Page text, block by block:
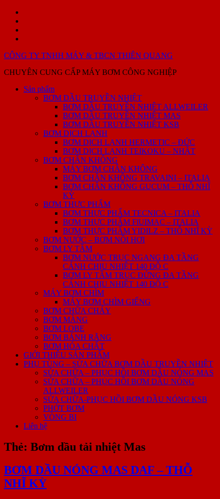
Skip
content
SỬA
BƠM
TRUYỀN
NHIỆT
CÔNG TY TNHH MÁY & TBCN THIÊN QUANG
CHUYÊN CUNG CẤP MÁY BƠM CÔNG NGHIỆP
Sản phẩm
BƠM DẦU TRUYỀN NHIỆT
BƠM DẦU TRUYỀN NHIỆT ALLWEILER
BƠM DẦU TRUYỀN NHIỆT MAS
BƠM DẦU TRUYỀN NHIỆT KSB
BƠM DỊCH LẠNH
BƠM DỊCH LẠNH HERMETIC – ĐỨC
BƠM DỊCH LẠNH TEIKOKU – NHẬT
BƠM CHÂN KHÔNG
MÁY BƠM CHÂN KHÔNG
BƠM CHÂN KHÔNG TRAVAINI – ITALIA
BƠM CHÂN KHÔNG GUCUM – THỖ NHĨ
KỲ
BƠM THỰC PHẨM
BƠM THỰC PHẨM TECNICA – ITALIA
BƠM THỰC PHẨM FlUIMAC – ITALIA
BƠM THỰC PHẨM YIDILZ – THỖ NHĨ KỲ
BƠM NƯỚC – BƠM NỒI HƠI
BƠM LY TÂM
BƠM NƯỚC TRỤC NGANG ĐA TẦNG
CÁNH CHỊU NHIỆT 140 ĐỘ C
BƠM LY TÂM TRỤC ĐỨNG ĐA TẦNG
CÁNH CHỊU NHIỆT 140 ĐỘ C
MÁY BƠM CHÌM
MÁY BƠM CHÌM GIẾNG
BƠM CHỮA CHÁY
BƠM MÀNG
BƠM LOBE
BƠM BÁNH RĂNG
BƠM HÓA CHẤT
GIỚI THIỆU SẢN PHẨM
PHỤ TÙNG – SỬA CHỮA BƠM DẦU TRUYỀN NHIỆT
SỬA CHỮA – PHỤC HỒI BƠM DẦU NÓNG MAS
SỬA CHỮA – PHỤC HỒI BƠM DẦU NÓNG
ALLWEILER
SỬA CHỮA-PHỤC HỒI BƠM DẦU NÓNG KSB
PHỚT BƠM
VÒNG BI
Liên hệ
Thẻ: Bơm dầu tải nhiệt Mas
BƠM DẦU NÓNG MAS DAF – THỖ
NHĨ KỲ